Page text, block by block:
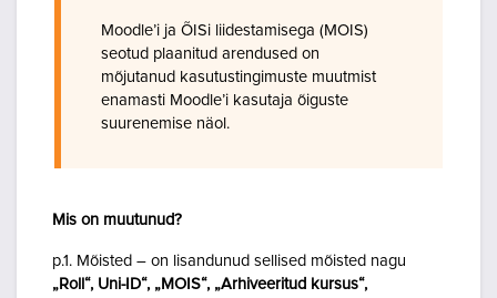
Moodle’i ja ÕISi liidestamisega (MOIS)
seotud plaanitud arendused on
mõjutanud kasutustingimuste muutmist
enamasti Moodle’i kasutaja õiguste
suurenemise näol.
Mis on muutunud?
p.1. Mõisted – on lisandunud sellised mõisted nagu
„Roll“, Uni-ID“, „MOIS“, „Arhiveeritud kursus“,